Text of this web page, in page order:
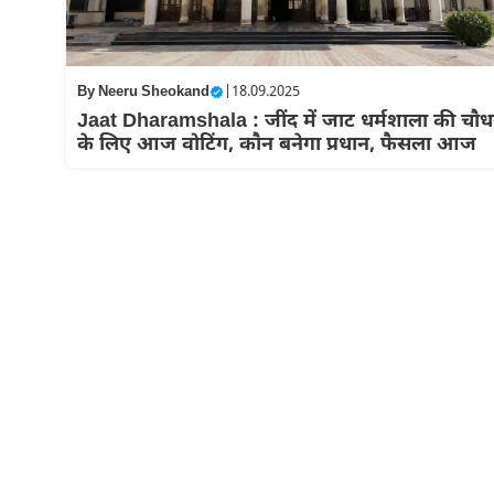
ByNeeru Sheokand | 18.09.2025
Jaat Dharamshala : जींद में जाट धर्मशाला की
के लिए आज वोटिंग, कौन बनेगा प्रधान, फैसला आज